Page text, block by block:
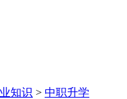
知识 > 中职升学